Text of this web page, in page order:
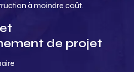
à moindre coût.
de projet